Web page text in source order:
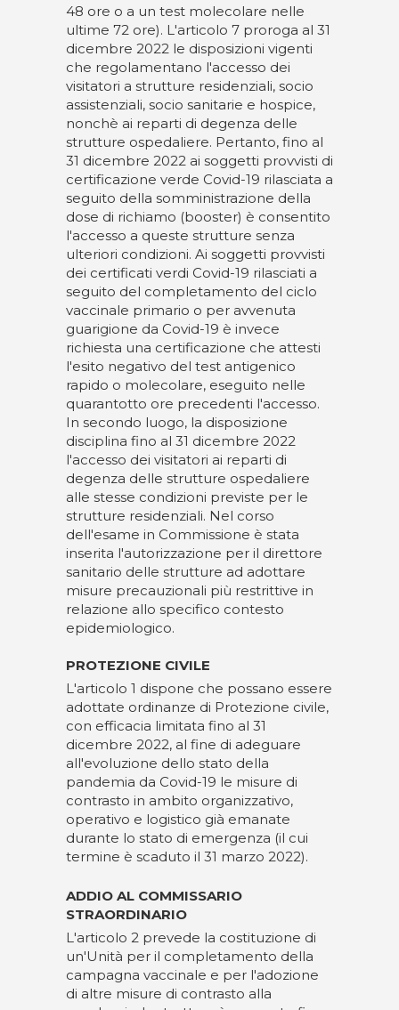
48 ore o a un test molecolare nelle
ultime 72 ore). L'articolo 7 proroga al 31
dicembre 2022 le disposizioni vigenti
che regolamentano l'accesso dei
visitatori a strutture residenziali, socio
assistenziali, socio sanitarie e hospice,
nonchè ai reparti di degenza delle
strutture ospedaliere. Pertanto, fino al
31 dicembre 2022 ai soggetti provvisti di
certificazione verde Covid-19 rilasciata a
seguito della somministrazione della
dose di richiamo (booster) è consentito
l'accesso a queste strutture senza
ulteriori condizioni. Ai soggetti provvisti
dei certificati verdi Covid-19 rilasciati a
seguito del completamento del ciclo
vaccinale primario o per avvenuta
guarigione da Covid-19 è invece
richiesta una certificazione che attesti
l'esito negativo del test antigenico
rapido o molecolare, eseguito nelle
quarantotto ore precedenti l'accesso.
In secondo luogo, la disposizione
disciplina fino al 31 dicembre 2022
l'accesso dei visitatori ai reparti di
degenza delle strutture ospedaliere
alle stesse condizioni previste per le
strutture residenziali. Nel corso
dell'esame in Commissione è stata
inserita l'autorizzazione per il direttore
sanitario delle strutture ad adottare
misure precauzionali più restrittive in
relazione allo specifico contesto
epidemiologico.
PROTEZIONE CIVILE
L'articolo 1 dispone che possano essere
adottate ordinanze di Protezione civile,
con efficacia limitata fino al 31
dicembre 2022, al fine di adeguare
all'evoluzione dello stato della
pandemia da Covid-19 le misure di
contrasto in ambito organizzativo,
operativo e logistico già emanate
durante lo stato di emergenza (il cui
termine è scaduto il 31 marzo 2022).
ADDIO AL COMMISSARIO
STRAORDINARIO
L'articolo 2 prevede la costituzione di
un'Unità per il completamento della
campagna vaccinale e per l'adozione
di altre misure di contrasto alla